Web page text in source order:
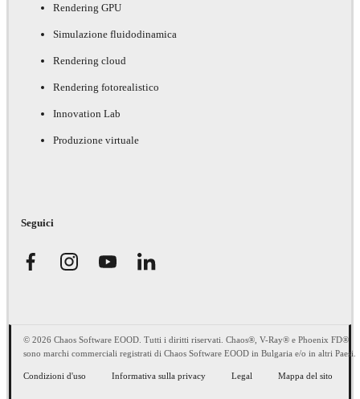
Rendering GPU
Simulazione fluidodinamica
Rendering cloud
Rendering fotorealistico
Innovation Lab
Produzione virtuale
Seguici
© 2026 Chaos Software EOOD. Tutti i diritti riservati. Chaos®, V-Ray® e Phoenix FD®
sono marchi commerciali registrati di Chaos Software EOOD in Bulgaria e/o in altri Paesi.
Condizioni d'uso Informativa sulla privacy Legal Mappa del sito